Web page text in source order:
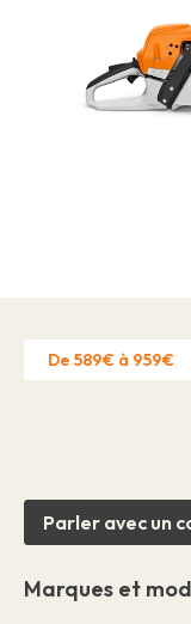
De 589€ à 959€
Parler avec un
Marques et